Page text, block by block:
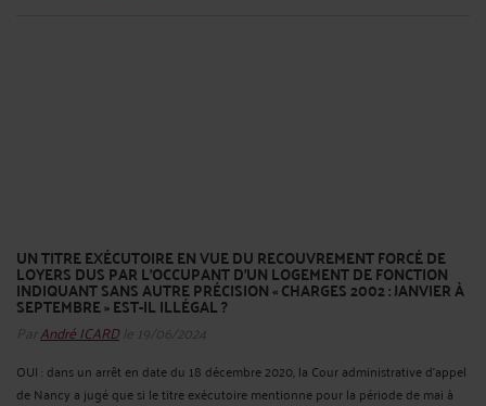
UN TITRE EXÉCUTOIRE EN VUE DU RECOUVREMENT FORCÉ DE
LOYERS DUS PAR L’OCCUPANT D’UN LOGEMENT DE FONCTION
INDIQUANT SANS AUTRE PRÉCISION « CHARGES 2002 : JANVIER À
SEPTEMBRE » EST-IL ILLÉGAL ?
ParAndré ICARDle 19/06/2024
OUI : dans un arrêt en date du 18 décembre 2020, la Cour administrative d’appel
de Nancy a jugé que si le titre exécutoire mentionne pour la période de mai à